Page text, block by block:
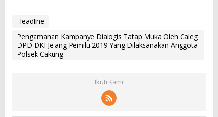
Headline
Pengamanan Kampanye Dialogis Tatap Muka Oleh Caleg
DPD DKI Jelang Pemilu 2019 Yang Dilaksanakan Anggota
Polsek Cakung
Ikuti Kami